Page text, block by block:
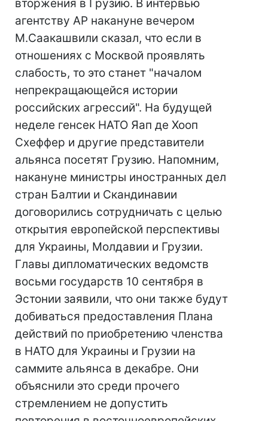
вторжения в Грузию. В интервью
агентству AP накануне вечером
М.Саакашвили сказал, что если в
отношениях с Москвой проявлять
слабость, то это станет "началом
непрекращающейся истории
российских агрессий". На будущей
неделе генсек НАТО Яап де Хооп
Схеффер и другие представители
альянса посетят Грузию. Напомним,
накануне министры иностранных дел
стран Балтии и Скандинавии
договорились сотрудничать с целью
открытия европейской перспективы
для Украины, Молдавии и Грузии.
Главы дипломатических ведомств
восьми государств 10 сентября в
Эстонии заявили, что они также будут
добиваться предоставления Плана
действий по приобретению членства
в НАТО для Украины и Грузии на
саммите альянса в декабре. Они
объяснили это среди прочего
стремлением не допустить